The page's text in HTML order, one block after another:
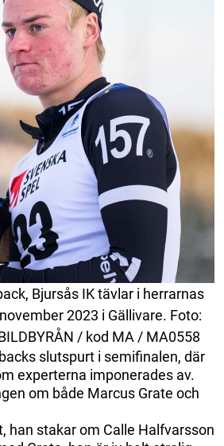
Bjursås IK tävlar i herrarnas
2023 i Gällivare. Foto:
/ kod MA / MA0558
slutspurt i semifinalen, där
experterna imponerades av.
om både Marcus Grate och
han stakar om Calle Halfvarsson